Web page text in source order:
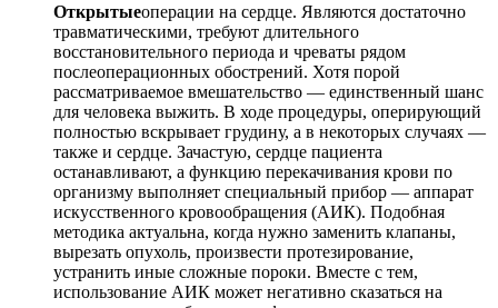
Открытыеоперации на сердце. Являются достаточно
травматическими, требуют длительного
восстановительного периода и чреваты рядом
послеоперационных обострений. Хотя порой
рассматриваемое вмешательство — единственный шанс
для человека выжить. В ходе процедуры, оперирующий
полностью вскрывает грудину, а в некоторых случаях —
также и сердце. Зачастую, сердце пациента
останавливают, а функцию перекачивания крови по
организму выполняет специальный прибор — аппарат
искусственного кровообращения (АИК). Подобная
методика актуальна, когда нужно заменить клапаны,
вырезать опухоль, произвести протезирование,
устранить иные сложные пороки. Вместе с тем,
использование АИК может негативно сказаться на